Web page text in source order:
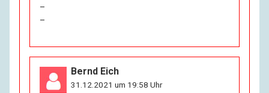
–
–
Bernd Eich
31.12.2021 um 19:58 Uhr